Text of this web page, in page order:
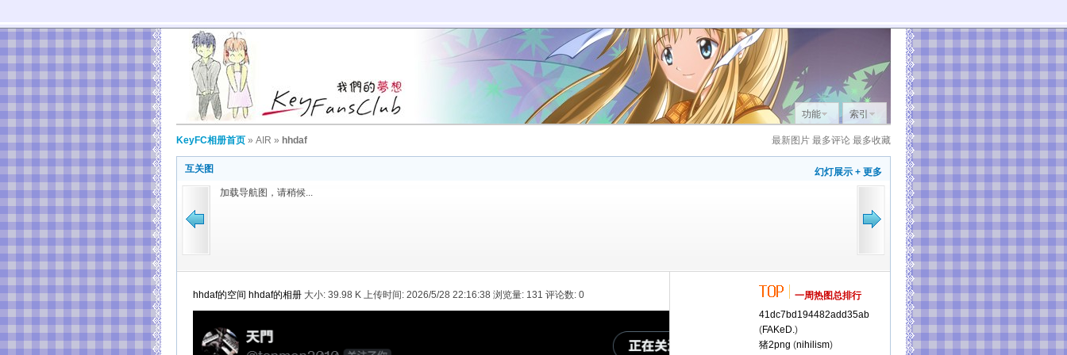
功能 索引
最新图片 最多评论 最多收藏
KeyFC相册首页 » AIR » hhdaf
幻灯展示 + 更多
互关图
加载导航图，请稍候...
hhdaf的空间 hhdaf的相册 大小: 39.98 K 上传时间: 2026/5/28 22:16:38 浏览量: 131 评论数: 0
一周热图总排行
41dc7bd194482add35ab
(FAKeD.)
猪2png (nihilism)